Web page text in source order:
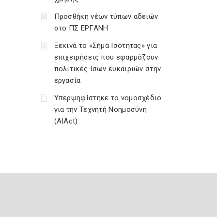
Προσθήκη νέων τύπων αδειών
στο ΠΣ ΕΡΓΑΝΗ
Ξεκινά το «Σήμα Ισότητας» για
επιχειρήσεις που εφαρμόζουν
πολιτικές ίσων ευκαιριών στην
εργασία
Υπερψηφίστηκε το νομοσχέδιο
για την Τεχνητή Νοημοσύνη
(AIAct)